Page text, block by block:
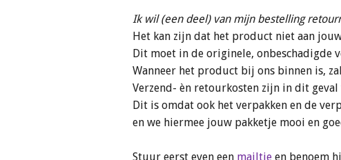
Ik wil (een deel) van mijn bestelling
Het kan zijn dat het product niet aan
Dit moet in de originele, onbeschadigde
Wanneer het product bij ons binnen is,
Verzend- èn retourkosten zijn in dit
Dit is omdat ook het verpakken en de
en we hiermee jouw pakketje mooi en
Stuur eerst even een mailtje en benoem